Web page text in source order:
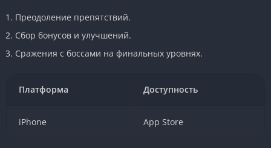
Преодоление препятствий.
Сбор бонусов и улучшений.
Сражения с боссами на финальных уровнях.
Платформа Доступность
iPhone App Store